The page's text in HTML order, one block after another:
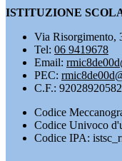
ISTITUZIONE
Via Risorgimento,
Tel: 06 9419678
Email:
PEC:
C.F.: 92028920582
Codice
Codice Univoco
Codice IPA: